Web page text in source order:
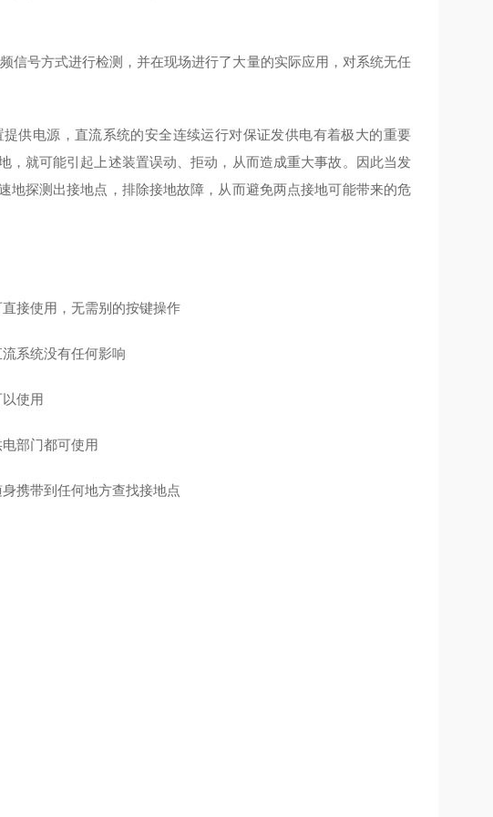
信号方式进行检测，并在现场进行了大量的实际应用，对系统无任
供电源，直流系统的安全连续运行对保证发供电有着极大的重要
，就可能引起上述装置误动、拒动，从而造成重大事故。因此当发
地探测出接地点，排除接地故障，从而避免两点接地可能带来的危
接使用，无需别的按键操作
系统没有任何影响
使用
部门都可使用
携带到任何地方查找接地点